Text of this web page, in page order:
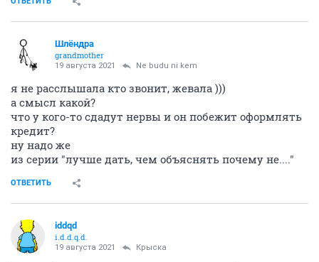
Шлёндра
grandmother
19 августа 2021 Ne budu ni kem
я не расслышала кто звонит, жевала )))
а смысл какой?
что у кого-то сдадут нервы и он побежит оформлять
кредит?
ну надо же
из серии "лучше дать, чем объяснять почему не...."
ОТВЕТИТЬ
iddqd
i.d.d.q.d.
19 августа 2021 Крыска